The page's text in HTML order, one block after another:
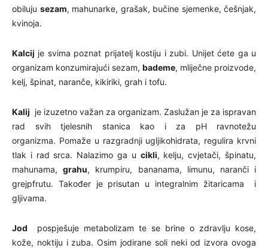
obiluju sezam, mahunarke, grašak, bučine sjemenke, češnjak,
kvinoja.
Kalcij je svima poznat prijatelj kostiju i zubi. Unijet ćete ga u
organizam konzumirajući sezam, bademe, mliječne proizvode,
kelj, špinat, naranče, kikiriki, grah i tofu.
Kalij je izuzetno važan za organizam. Zaslužan je za ispravan
rad svih tjelesnih stanica kao i za pH ravnotežu
organizma. Pomaže u razgradnji ugljikohidrata, regulira krvni
tlak i rad srca. Nalazimo ga u cikli, kelju, cvjetači, špinatu,
mahunama,grahu, krumpiru, bananama, limunu, naranči i
grejpfrutu. Također je prisutan u integralnim žitaricama i
gljivama.
Jod pospješuje metabolizam te se brine o zdravlju kose,
kože, noktiju i zuba.Osim jodirane soli neki od izvora ovoga